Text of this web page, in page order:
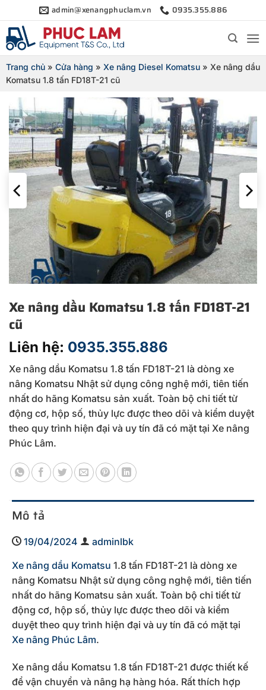
qua
nội
dung
admin@xenangphuclam.vn 0935.355.886
Trang chủ » Cửa hàng » Xe nâng Diesel Komatsu » Xe nâng dầu
Komatsu 1.8 tấn FD18T-21 cũ
Xe nâng dầu Komatsu 1.8 tấn FD18T-21
cũ
Liên hệ: 0935.355.886
Xe nâng dầu Komatsu 1.8 tấn FD18T-21 là dòng xe
nâng Komatsu Nhật sử dụng công nghệ mới, tiên tiến
nhất do hãng Komatsu sản xuất. Toàn bộ chi tiết từ
động cơ, hộp số, thủy lực được theo dõi và kiểm duyệt
theo quy trình hiện đại và uy tín đã có mặt tại Xe nâng
Phúc Lâm.
Mô tả
19/04/2024
adminlbk
Xe nâng dầu Komatsu 1.8 tấn FD18T-21 là dòng xe
nâng Komatsu Nhật sử dụng công nghệ mới, tiên tiến
nhất do hãng Komatsu sản xuất. Toàn bộ chi tiết từ
động cơ, hộp số, thủy lực được theo dõi và kiểm
duyệt theo quy trình hiện đại và uy tín đã có mặt tại
Xe nâng Phúc Lâm.
Xe nâng dầu Komatsu 1.8 tấn FD18T-21 được thiết kế
để vận chuyển và nâng hạ hàng hóa. Rất thích hợp